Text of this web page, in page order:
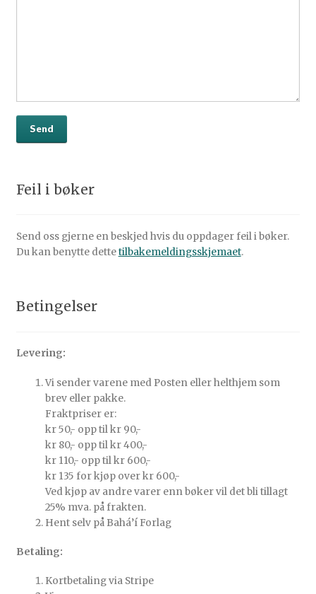
Feil i bøker
Send oss gjerne en beskjed hvis du oppdager feil i bøker.
Du kan benytte dettetilbakemeldingsskjemaet.
Betingelser
Levering:
Vi sender varene med Posten eller helthjem som
brev eller pakke.
Fraktpriser er:
kr 50,- opp til kr 90,-
kr 80,- opp til kr 400,-
kr 110,- opp til kr 600,-
kr 135 for kjøp over kr 600,-
Ved kjøp av andre varer enn bøker vil det bli tillagt
25% mva. på frakten.
Hent selv på Bahá’í Forlag
Betaling:
Kortbetaling via Stripe